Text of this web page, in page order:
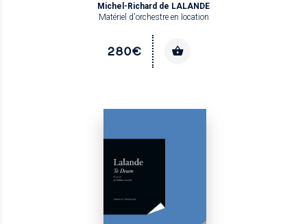
Michel-Richard de LALANDE
Matériel d'orchestre en location
280€